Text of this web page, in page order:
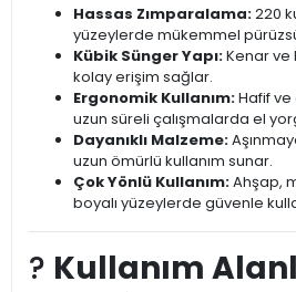
Hassas Zımparalama:220
yüzeylerde mükemmel
Kübik Sünger Yapı:Kenar ve
kolay erişim sağlar.
Ergonomik Kullanım:Hafif ve
uzun süreli çalışmalarda el
Dayanıklı Malzeme:
uzun ömürlü kullanım sunar.
Çok Yönlü Kullanım:Ahşap,
boyalı yüzeylerde güvenle
?️ Kullanım